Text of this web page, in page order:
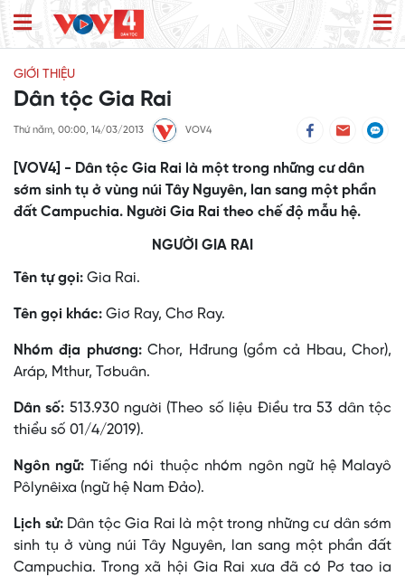
GIỚI THIỆU
Dân tộc Gia Rai
Thứ năm, 00:00, 14/03/2013 VOV4
[VOV4] - Dân tộc Gia Rai là một trong những cư dân
sớm sinh tụ ở vùng núi Tây Nguyên, lan sang một phần
đất Campuchia. Người Gia Rai theo chế độ mẫu hệ.
NGƯỜI GIA RAI
Tên tự gọi: Gia Rai.
Tên gọi khác: Giơ Ray, Chơ Ray.
Nhóm địa phương:Chor, Hđrung (gồm cả Hbau, Chor),
Aráp, Mthur, Tơbuân.
Dân số: 513.930 người (Theo số liệu Điều tra 53 dân tộc
thiểu số 01/4/2019).
Ngôn ngữ: Tiếng nói thuộc nhóm ngôn ngữ hệ Malayô
Pôlynêixa (ngữ hệ Nam Ðảo).
Lịch sử:Dân tộc Gia Rai là một trong những cư dân sớm
sinh tụ ở vùng núi Tây Nguyên, lan sang một phần đất
Campuchia. Trong xã hội Gia Rai xưa đã có Pơ tao ia